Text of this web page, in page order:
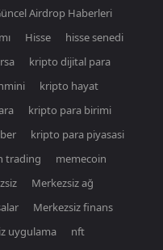
Airdrop Haberleri
Hisse
hisse senedi
kripto dijital para
kripto hayat
kripto para birimi
kripto para piyasasi
trading
memecoin
Merkezsiz ağ
Merkezsiz finans
uygulama
nft